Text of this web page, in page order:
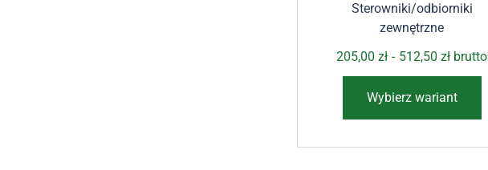
Sterowniki/odbiorniki
zewnętrzne
205,00zł - 512,50zł brutto
Wybierz wariant